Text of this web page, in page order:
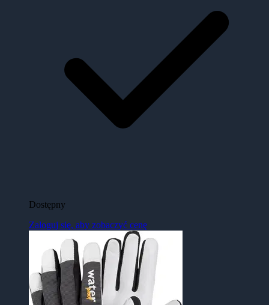
Dostępny
Zaloguj się, aby zobaczyć cenę